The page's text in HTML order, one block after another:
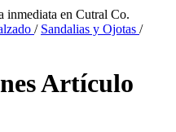
inmediata en Cutral Co.
/ Sandalias y Ojotas /
Artículo